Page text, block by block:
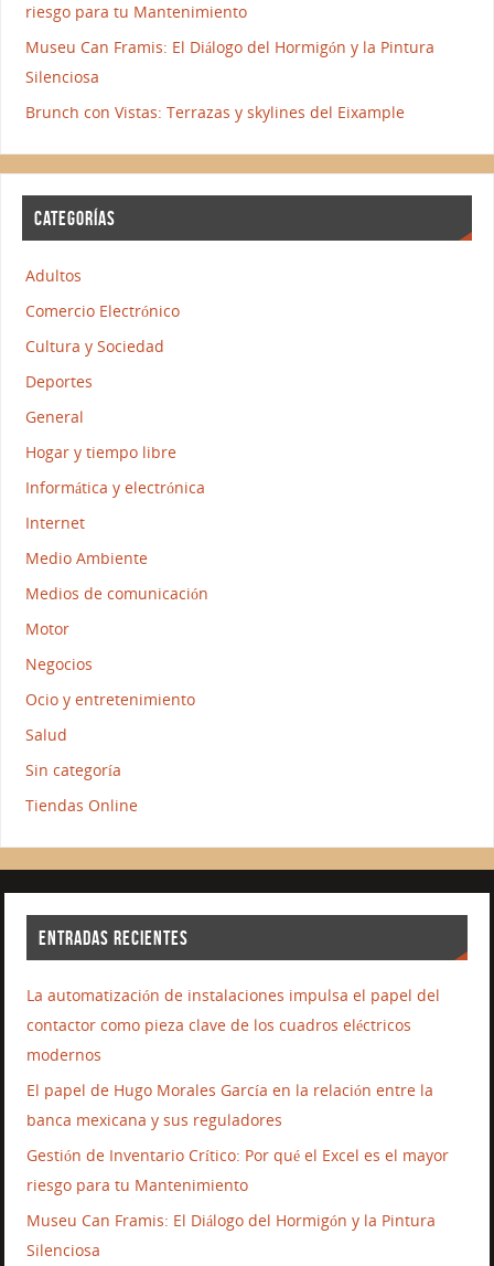
riesgo para tu Mantenimiento
Museu Can Framis: El Diálogo del Hormigón y la Pintura
Silenciosa
Brunch con Vistas: Terrazas y skylines del Eixample
CATEGORÍAS
Adultos
Comercio Electrónico
Cultura y Sociedad
Deportes
General
Hogar y tiempo libre
Informática y electrónica
Internet
Medio Ambiente
Medios de comunicación
Motor
Negocios
Ocio y entretenimiento
Salud
Sin categoría
Tiendas Online
ENTRADAS RECIENTES
La automatización de instalaciones impulsa el papel del
contactor como pieza clave de los cuadros eléctricos
modernos
El papel de Hugo Morales García en la relación entre la
banca mexicana y sus reguladores
Gestión de Inventario Crítico: Por qué el Excel es el mayor
riesgo para tu Mantenimiento
Museu Can Framis: El Diálogo del Hormigón y la Pintura
Silenciosa